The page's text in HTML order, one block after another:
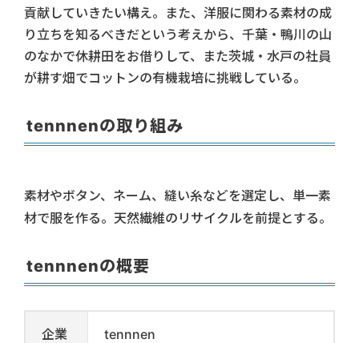
貢献していきたい構え。また、洋服に関わる素材の成
り立ちを知るべきだという考えから、千葉・鴨川の山
のなかで休耕田をお借りして、また茨城・水戸の社員
が耕す畑でコットンの有機栽培に挑戦している。
tennnenの取り組み
素材やボタン、ネーム、縫い糸などを選定し、単一素
材で服を作る。天然繊維のリサイクルを前提とする。
tennnenの概要
企業 tennnen